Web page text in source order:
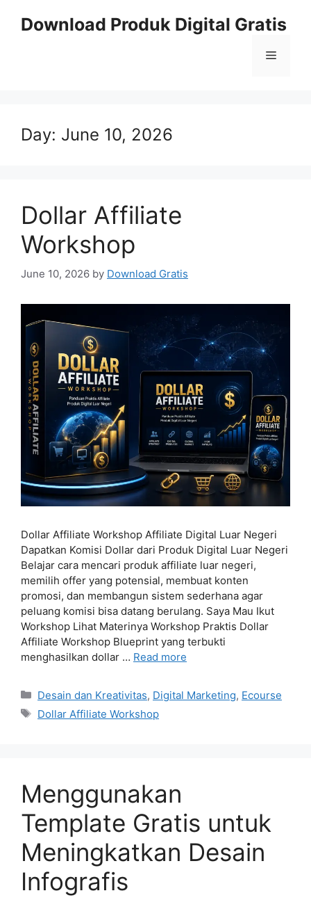
Download Produk Digital Gratis
Menu
Day: June 10, 2026
Dollar Affiliate
Workshop
June 10, 2026 by Download Gratis
Dollar Affiliate Workshop Affiliate Digital Luar Negeri
Dapatkan Komisi Dollar dari Produk Digital Luar Negeri
Belajar cara mencari produk affiliate luar negeri,
memilih offer yang potensial, membuat konten
promosi, dan membangun sistem sederhana agar
peluang komisi bisa datang berulang. Saya Mau Ikut
Workshop Lihat Materinya Workshop Praktis Dollar
Affiliate Workshop Blueprint yang terbukti
menghasilkan dollar … Read more
Categories
Desain dan Kreativitas, Digital Marketing, Ecourse
Tags
Dollar Affiliate Workshop
Menggunakan
Template Gratis untuk
Meningkatkan Desain
Infografis